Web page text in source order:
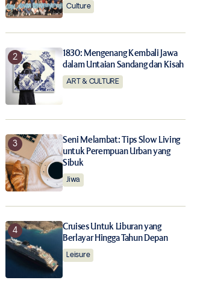
Culture
1830: Mengenang Kembali Jawa
dalam Untaian Sandang dan Kisah
ART & CULTURE
Seni Melambat: Tips Slow Living
untuk Perempuan Urban yang
Sibuk
Jiwa
Cruises Untuk Liburan yang
Berlayar Hingga Tahun Depan
Leisure